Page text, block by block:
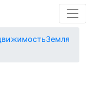
Земля